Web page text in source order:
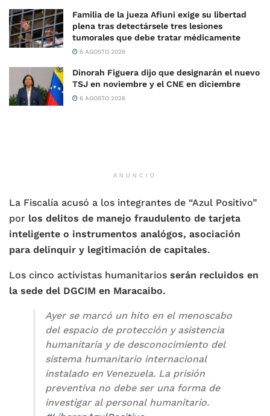
Familia de la jueza Afiuni exige su libertad
plena tras detectársele tres lesiones
tumorales que debe tratar médicamente
6 AGOSTO 2026
Dinorah Figuera dijo que designarán el nuevo
TSJ en noviembre y el CNE en diciembre
6 AGOSTO 2026
ANUNCIO
La Fiscalía acusó a los integrantes de “Azul Positivo”
por los delitos de manejo fraudulento de tarjeta
inteligente o instrumentos analógos, asociación
para delinquir y legitimación de capitales.
Los cinco activistas humanitarios serán recluidos en
la sede del DGCIM en Maracaibo.
Ayer se marcó un hito en el menoscabo
del espacio de protección y asistencia
humanitaria y de desconocimiento del
sistema humanitario internacional
instalado en Venezuela. La prisión
preventiva no debe ser una forma de
investigar al personal humanitario.